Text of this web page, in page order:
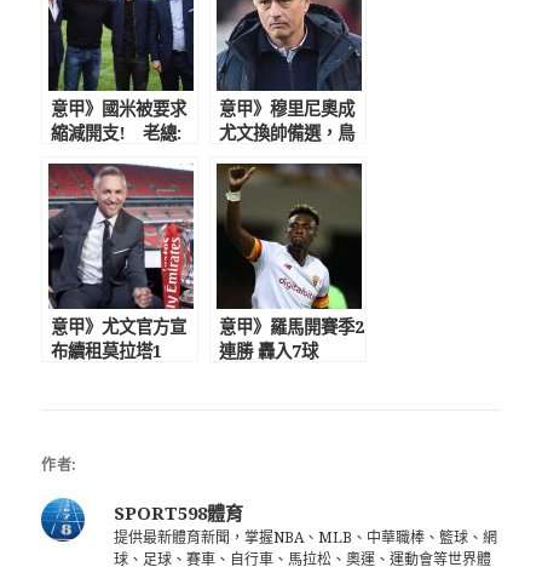
意甲》國米被要求
縮減開支! 老總:
球員自己決定降薪
意甲》穆里尼奧成
尤文換帥備選，鳥
卡庫發推疑暗諷伊
布
意甲》尤文官方宣
布續租莫拉塔1
意甲》羅馬開賽季2
連勝 轟入7球
作者:
SPORT598體育
提供最新體育新聞，掌握NBA、MLB、中華職棒、籃球、網
球、足球、賽車、自行車、馬拉松、奧運、運動會等世界體